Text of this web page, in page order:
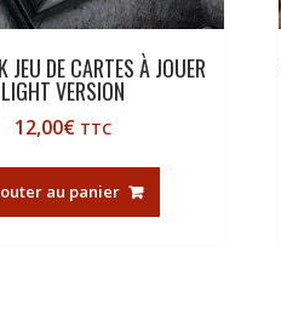
JEU DE CARTES À JOUER
LIGHT VERSION
12,00€ TTC
au panier